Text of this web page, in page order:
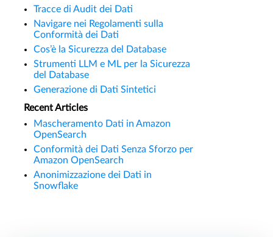
Tracce di Audit dei Dati
Navigare nei Regolamenti sulla
Conformità dei Dati
Cos’è la Sicurezza del Database
Strumenti LLM e ML per la Sicurezza
del Database
Generazione di Dati Sintetici
Recent Articles
Mascheramento Dati in Amazon
OpenSearch
Conformità dei Dati Senza Sforzo per
Amazon OpenSearch
Anonimizzazione dei Dati in
Snowflake